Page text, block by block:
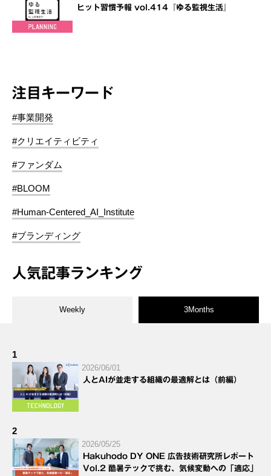
ヒット習慣予報 vol.414『ゆる監視生活』
注目キーワード
#事業開発
#クリエイティビティ
#ファンダム
#BLOOM
#Human-Centered_AI_Institute
#ブランディング
人気記事ランキング
Weekly 3Months
1
2026/06/01
人とAIが並走する組織の最適解とは（前編）
2
2026/05/25
Hakuhodo DY ONE 広告技術研究所レポート
Vol.2 酷暑テックで挑む、気候変動への「適応」